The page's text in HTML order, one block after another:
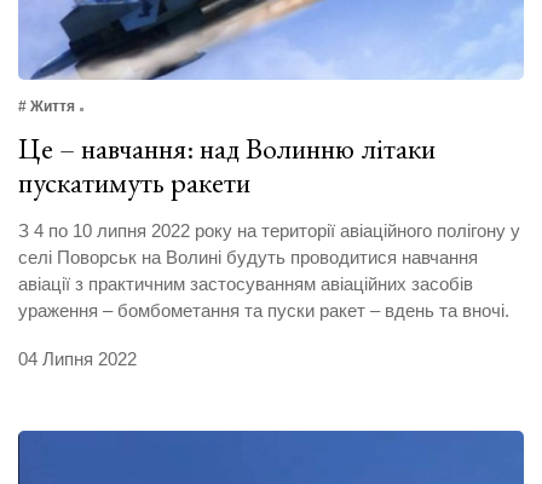
# Життя
Це – навчання: над Волинню літаки
пускатимуть ракети
З 4 по 10 липня 2022 року на території авіаційного полігону у
селі Поворськ на Волині будуть проводитися навчання
авіації з практичним застосуванням авіаційних засобів
ураження – бомбометання та пуски ракет – вдень та вночі.
04 Липня 2022